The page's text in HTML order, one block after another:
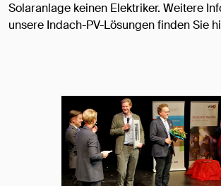
Solaranlage keinen Elektriker. Weitere
unsere Indach-PV-Lösungen finden Sie